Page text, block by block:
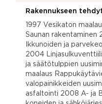
Rakennukseen
1997 Vesikaton
Saunan rakentaminen
Ikkunoiden ja
2004
ja säätötulppien
maalaus
valopainikkeiden
asfaltointi 2008 A- ja